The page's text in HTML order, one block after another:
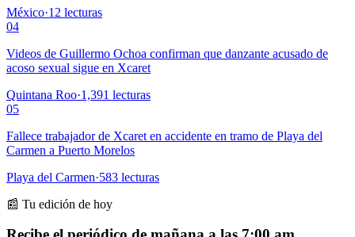
México·12 lecturas
04
Videos de Guillermo Ochoa confirman que danzante acusado de
acoso sexual sigue en Xcaret
Quintana Roo·1,391 lecturas
05
Fallece trabajador de Xcaret en accidente en tramo de Playa del
Carmen a Puerto Morelos
Playa del Carmen·583 lecturas
📰 Tu edición de hoy